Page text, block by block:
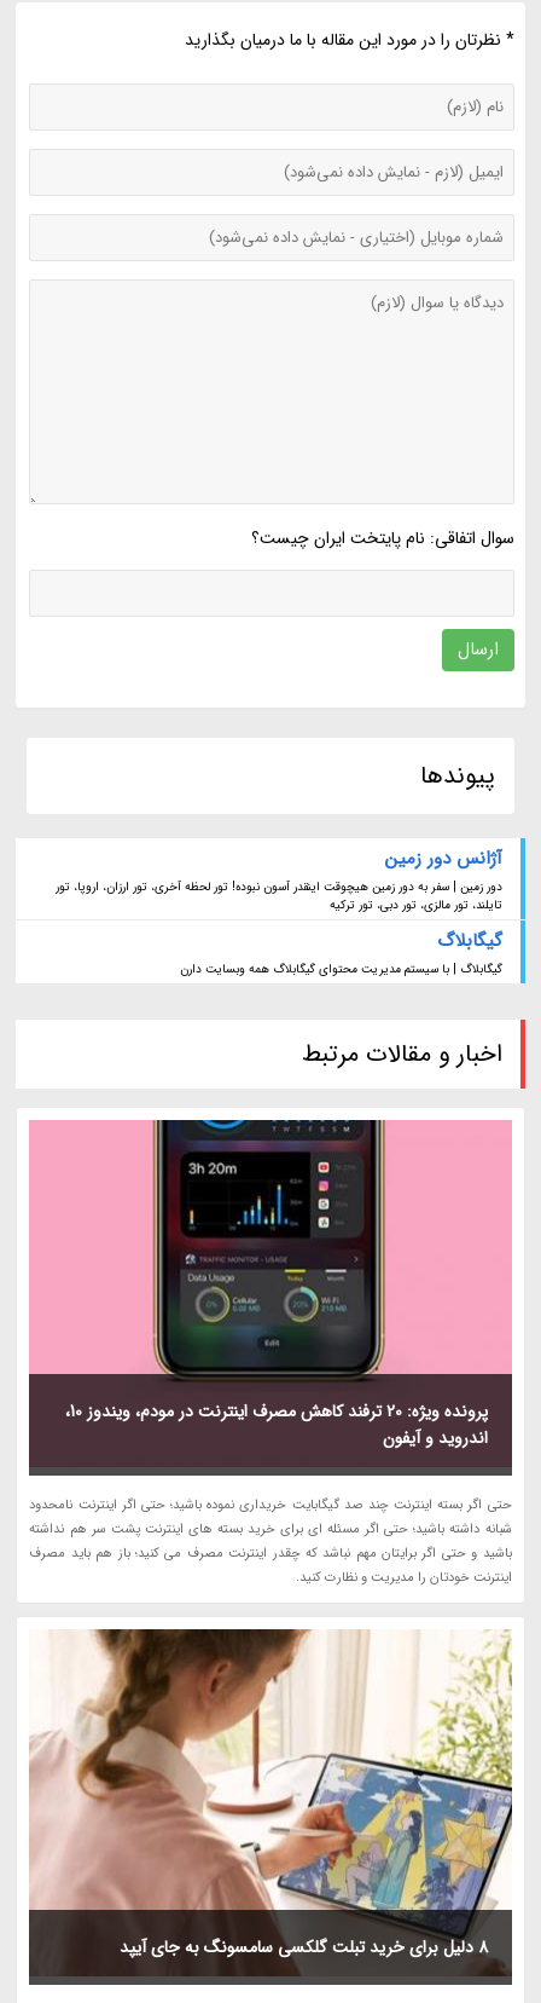
* نظرتان را در مورد این مقاله با ما درمیان بگذارید
سوال اتفاقی: نام پایتخت ایران چیست؟
ارسال
پیوندها
آژانس دور زمین
دور زمین | سفر به دور زمین هیچوقت اینقدر آسون نبوده! تور لحظه آخری، تور ارزان، اروپا، تور
تایلند، تور مالزی، تور دبی، تور ترکیه
گیگابلاگ
گیگابلاگ | با سیستم مدیریت محتوای گیگابلاگ همه وبسایت دارن
اخبار و مقالات مرتبط
پرونده ویژه: 20 ترفند کاهش مصرف اینترنت در مودم، ویندوز 10،
اندروید و آیفون
حتی اگر بسته اینترنت چند صد گیگابایت خریداری نموده باشید؛ حتی اگر اینترنت نامحدود
شبانه داشته باشید؛ حتی اگر مسئله ای برای خرید بسته های اینترنت پشت سر هم نداشته
باشید و حتی اگر برایتان مهم نباشد که چقدر اینترنت مصرف می کنید؛ باز هم باید مصرف
اینترنت خودتان را مدیریت و نظارت کنید.
8 دلیل برای خرید تبلت گلکسی سامسونگ به جای آیپد